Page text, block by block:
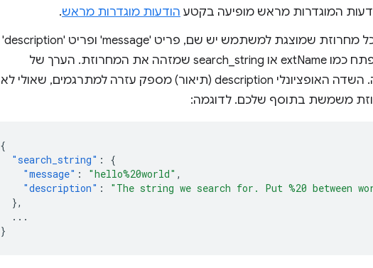
המוגדרות מראש מופיעה בקטע הודעות מוגדרות מראש.
, לכל מחרוזת שמוצגת למשתמש יש שם, פריט 'message' ופריט 'description'
אופציונלי. השם הוא מפתח כמו extName או search_string שמזהה את המחרוזת. הערך של
המחרוזת בלוקאל הזה. השדה האופציונלי description (תיאור) מספק עזרה למתרגמים, שאולי לא
משמשת בתוסף שלכם. לדוגמה:
{
"search_string" :
{
"message" : "hello%20world" ,
"description" :
"The string we search for. Put %20 between
},
...
}